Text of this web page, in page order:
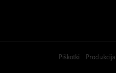
Piškotki Produkcija